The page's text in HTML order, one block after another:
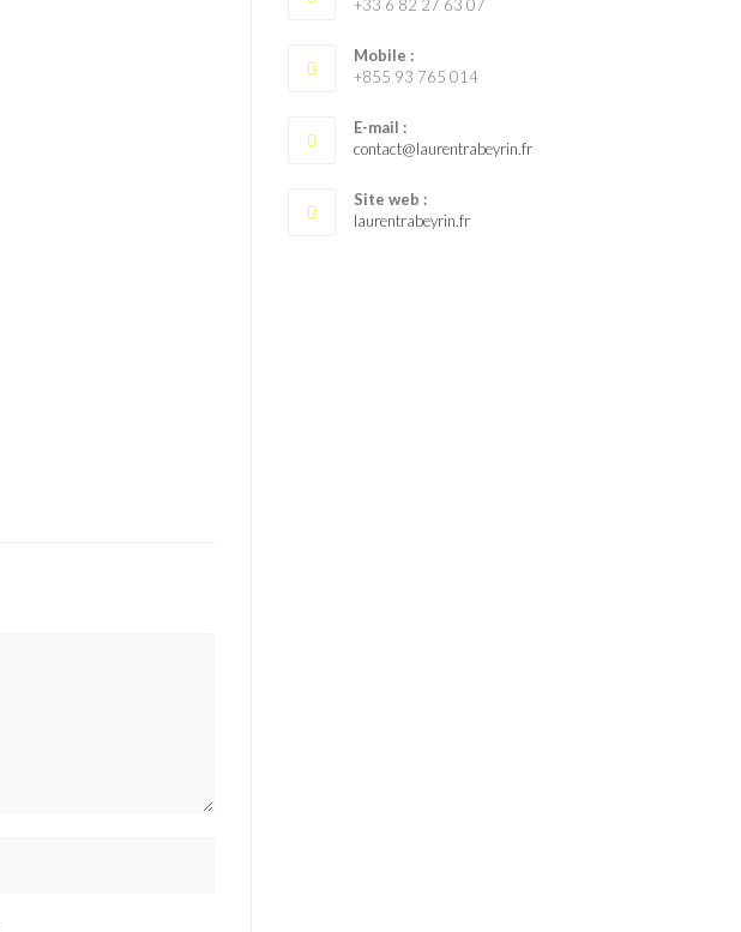
+33 6 82 27 63 07
Mobile :
+855 93 765 014
E-mail :
contact@laurentrabeyrin.fr
Site web :
laurentrabeyrin.fr